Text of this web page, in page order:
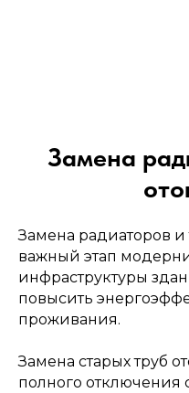
Замена
Замена радиаторов и
важный этап
инфраструктуры
повысить
проживания.
Замена старых труб
полного отключения
и пусконаладка